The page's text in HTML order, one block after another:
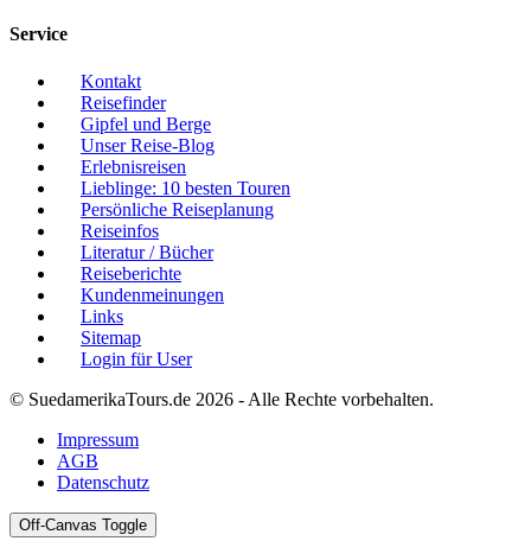
Service
Kontakt
Reisefinder
Gipfel und Berge
Unser Reise-Blog
Erlebnisreisen
Lieblinge: 10 besten Touren
Persönliche Reiseplanung
Reiseinfos
Literatur / Bücher
Reiseberichte
Kundenmeinungen
Links
Sitemap
Login für User
© SuedamerikaTours.de 2026 - Alle Rechte vorbehalten.
Impressum
AGB
Datenschutz
Off-Canvas Toggle